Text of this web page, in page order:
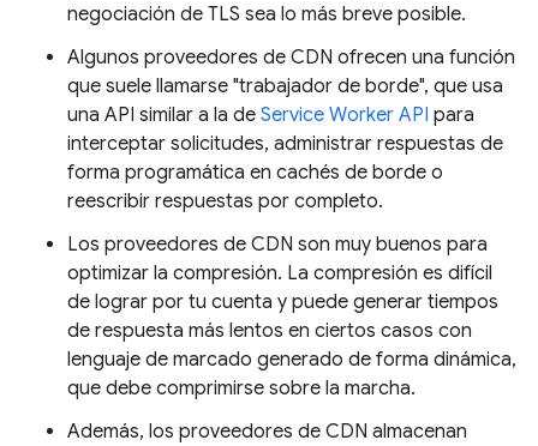
negociación de TLS sea lo más breve posible.
Algunos proveedores de CDN ofrecen una función
que suele llamarse "trabajador de borde", que usa
una API similar a la de Service Worker API para
interceptar solicitudes, administrar respuestas de
forma programática en cachés de borde o
reescribir respuestas por completo.
Los proveedores de CDN son muy buenos para
optimizar la compresión. La compresión es difícil
de lograr por tu cuenta y puede generar tiempos
de respuesta más lentos en ciertos casos con
lenguaje de marcado generado de forma dinámica,
que debe comprimirse sobre la marcha.
Además, los proveedores de CDN almacenan